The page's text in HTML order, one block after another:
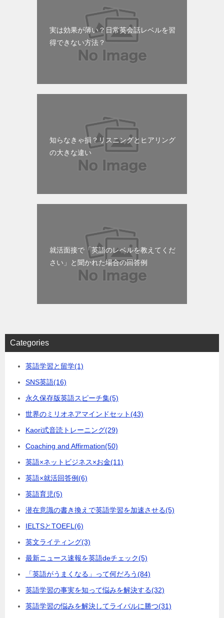
実は効果が薄い？日常英会話レベルを習
得できない方法？
知らなきゃ損？リスニングとヒアリング
の大きな違い
就活面接で「英語のレベルを教えてくだ
さい」と聞かれた場合の回答例
Categories
英語学習と留学(1)
SNS英語(16)
永久保存版英語スピーチ集(5)
世界のミリオネアマインドセット(43)
Kaori式音読トレーニング(29)
Coaching and Affirmation(50)
英語×ネットビジネス×お金(11)
英語×就活回答例(6)
英語育児(5)
潜在意識の書き換えで英語学習を加速させる(5)
IELTSとTOEFL (6)
英文ライティング(3)
最新ニュース速報を英語deチェック(5)
「英語がうまくなる」って何だろう(84)
英語学習の事実を知って悩みを解決する(32)
英語学習の悩みを解決してライバルに勝つ(31)